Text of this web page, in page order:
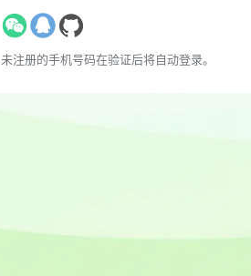
未注册的手机号码在验证后将自动登录。